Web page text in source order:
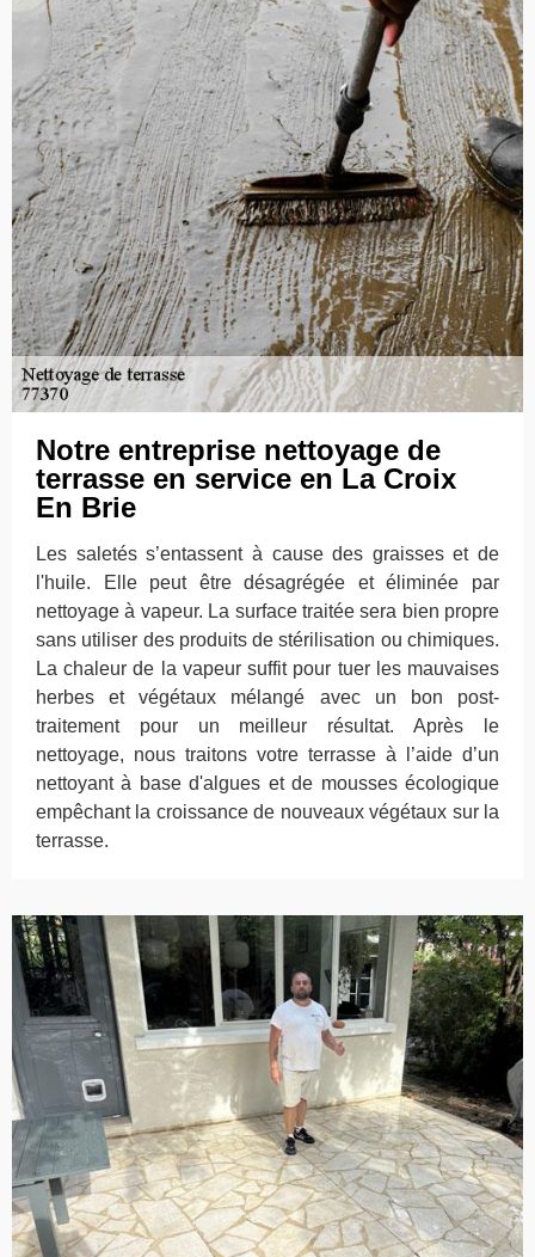
Notre entreprise nettoyage de
terrasse en service en La Croix
En Brie
Les saletés s’entassent à cause des graisses et de
l'huile. Elle peut être désagrégée et éliminée par
nettoyage à vapeur. La surface traitée sera bien propre
sans utiliser des produits de stérilisation ou chimiques.
La chaleur de la vapeur suffit pour tuer les mauvaises
herbes et végétaux mélangé avec un bon post-
traitement pour un meilleur résultat. Après le
nettoyage, nous traitons votre terrasse à l’aide d’un
nettoyant à base d'algues et de mousses écologique
empêchant la croissance de nouveaux végétaux sur la
terrasse.